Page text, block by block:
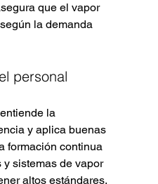
que el vapor
la demanda
personal
la
y aplica buenas
formación continua
sistemas de vapor
altos estándares.